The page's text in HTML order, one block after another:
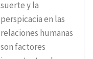
suerte y la
perspicacia en las
relaciones humanas
son factores